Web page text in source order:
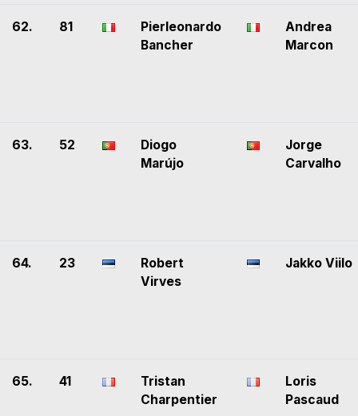
62. 81
Pierleonardo
Bancher
Andrea
Marcon
63. 52
Diogo
Marújo
Jorge
Carvalho
64. 23
Robert
Virves
Jakko Viilo
65. 41
Tristan
Charpentier
Loris
Pascaud